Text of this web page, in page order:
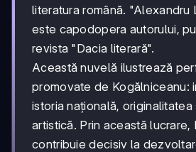
literatura română. "Alexandru
este capodopera autorului,
revista "Dacia literară".
Această nuvelă ilustrează
promovate de Kogălniceanu:
istoria națională, originalitatea
artistică. Prin această lucrare,
contribuie decisiv la